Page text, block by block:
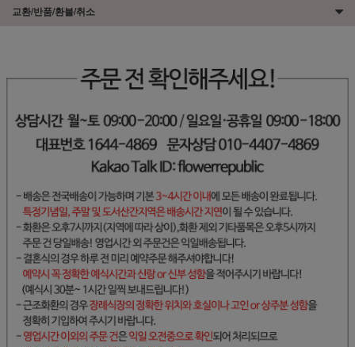
교환/반품/환불/취소